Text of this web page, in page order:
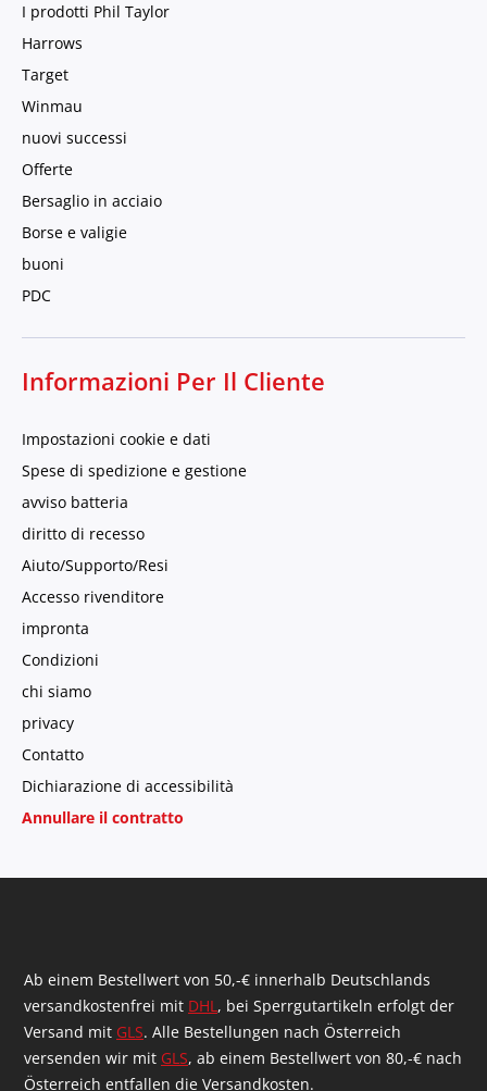
I prodotti Phil Taylor
Harrows
Target
Winmau
nuovi successi
Offerte
Bersaglio in acciaio
Borse e valigie
buoni
PDC
Informazioni Per Il Cliente
Impostazioni cookie e dati
Spese di spedizione e gestione
avviso batteria
diritto di recesso
Aiuto/Supporto/Resi
Accesso rivenditore
impronta
Condizioni
chi siamo
privacy
Contatto
Dichiarazione di accessibilità
Annullare il contratto
Ab einem Bestellwert von 50,-€ innerhalb Deutschlands
versandkostenfrei mit DHL, bei Sperrgutartikeln erfolgt der
Versand mit GLS. Alle Bestellungen nach Österreich
versenden wir mit GLS, ab einem Bestellwert von 80,-€ nach
Österreich entfallen die Versandkosten.